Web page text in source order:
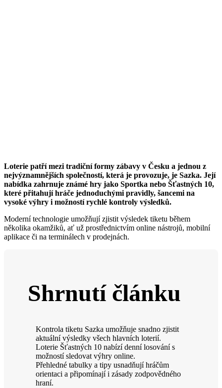
Loterie patří mezi tradiční formy zábavy v Česku a jednou z
nejvýznamnějších společností, která je provozuje, je Sazka. Její
nabídka zahrnuje známé hry jako Sportka nebo Šťastných 10,
které přitahují hráče jednoduchými pravidly, šancemi na
vysoké výhry i možností rychlé kontroly výsledků.
Moderní technologie umožňují zjistit výsledek tiketu během
několika okamžiků, ať už prostřednictvím online nástrojů, mobilní
aplikace či na terminálech v prodejnách.
Shrnutí článku
Kontrola tiketu Sazka umožňuje snadno zjistit
aktuální výsledky všech hlavních loterií.
Loterie Šťastných 10 nabízí denní losování s
možností sledovat výhry online.
Přehledné tabulky a tipy usnadňují hráčům
orientaci a připomínají i zásady zodpovědného
hraní.